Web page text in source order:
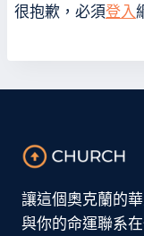
很抱歉，必須登入
讓這個奧克蘭的
與你的命運聯系